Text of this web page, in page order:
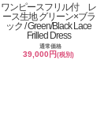
ワンピースフリル付 レ
ース生地 グリーン×ブラ
ック / Green/Black Lace
Frilled Dress
通常価格
39,000円(税別)